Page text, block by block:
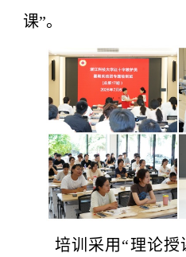
课”。
培训采用“理论